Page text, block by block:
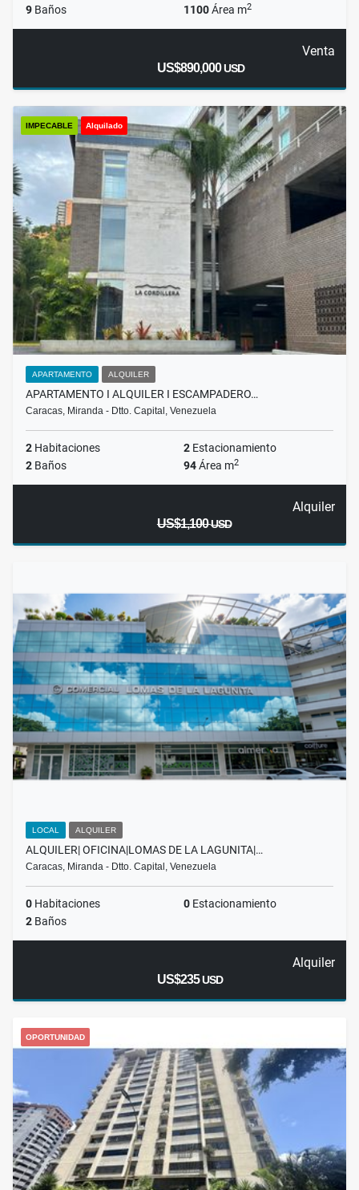
9 Baños 1100Área m2
Venta
US$890,000USD
IMPECABLE Alquilado
APARTAMENTO ALQUILER
APARTAMENTO I ALQUILER I ESCAMPADERO…
Caracas, Miranda - Dtto. Capital, Venezuela
2 Habitaciones 2 Estacionamiento
2 Baños 94Área m2
Alquiler
US$1,100USD
LOCAL ALQUILER
ALQUILER| OFICINA|LOMAS DE LA LAGUNITA|…
Caracas, Miranda - Dtto. Capital, Venezuela
0 Habitaciones 0 Estacionamiento
2 Baños
Alquiler
US$235USD
OPORTUNIDAD